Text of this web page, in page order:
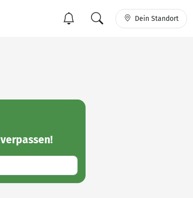
Dein Standort
verpassen!